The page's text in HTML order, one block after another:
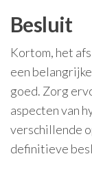
Besluit
Kortom, het
een
goed. Zorg
aspecten van
verschillende
definitieve